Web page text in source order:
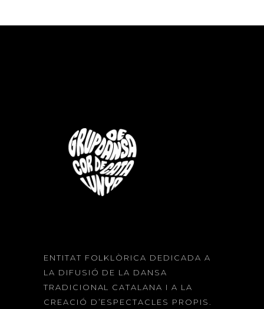
ENTITAT FOLKLÒRICA DEDICADA A
LA DIFUSIÓ DE LA DANSA
TRADICIONAL CATALANA I A LA
CREACIÓ D’ESPECTACLES PROPIS.